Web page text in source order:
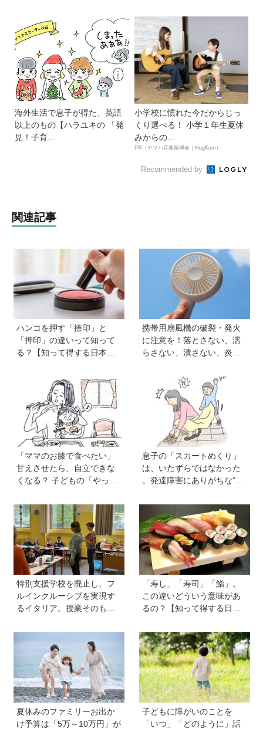
海外生活で息子が得た、英語
以上のもの【ハラユキの 「発
見！子育...
小学校に慣れた今だからじっ
くり選べる！ 小学１年生夏休
みからの...
PR（ヤマハ音楽振興会｜HugKum）
Recommended by
関連記事
ハンコを押す「捺印」と
「押印」の違いって知って
る？【知って得する日本語
携帯用扇風機の破裂・発火
に注意を！落とさない、濡
らさない、潰さない、炎天
「ママのお膝で食べたい」
甘えさせたら、自立できな
くなる？ 子どもの「やっ
な姿勢《モンテッソーリ教
師の子育てエッセイ》vol.7
息子の「スカートめくり」
は、いたずらではなかった
。発達障害にありがちな“誤
イザーが解説】
特別支援学校を廃止し、フ
ルインクルーシブを実現す
るイタリア。授業そのもの
やすい形に【言語聴覚士 原
先生が伝える世界のインク
ルーシブ教育】
「寿し」「寿司」「鮨」。
この違いどういう意味があ
るの？【知って得する日本
夏休みのファミリーお出か
け予算は「5万～10万円」が
子どもに障がいのことを
「いつ」「どのように」話